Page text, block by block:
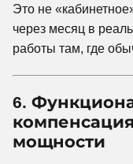
Это не
через месяц в
работы там, где
6.
мощности